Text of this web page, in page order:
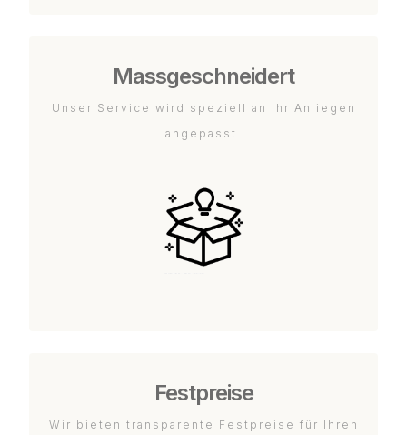
Massgeschneidert
Unser Service wird speziell an Ihr Anliegen
angepasst.
Festpreise
Wir bieten transparente Festpreise für Ihren